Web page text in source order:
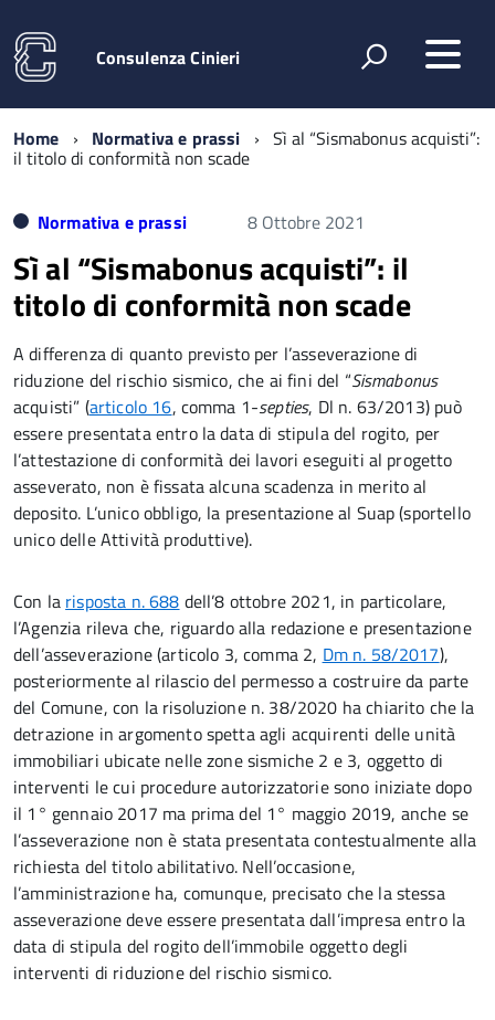
Consulenza Cinieri
Home Normativa e prassi Sì al “Sismabonus acquisti”:
il titolo di conformità non scade
Normativa e prassi 8 Ottobre 2021
Sì al “Sismabonus acquisti”: il
titolo di conformità non scade
A differenza di quanto previsto per l’asseverazione di
riduzione del rischio sismico, che ai fini del “Sismabonus
acquisti” (articolo 16, comma 1-septies, Dl n. 63/2013) può
essere presentata entro la data di stipula del rogito, per
l’attestazione di conformità dei lavori eseguiti al progetto
asseverato, non è fissata alcuna scadenza in merito al
deposito. L’unico obbligo, la presentazione al Suap (sportello
unico delle Attività produttive).
Con la risposta n. 688 dell’8 ottobre 2021, in particolare,
l’Agenzia rileva che, riguardo alla redazione e presentazione
dell’asseverazione (articolo 3, comma 2, Dm n. 58/2017),
posteriormente al rilascio del permesso a costruire da parte
del Comune, con la risoluzione n. 38/2020 ha chiarito che la
detrazione in argomento spetta agli acquirenti delle unità
immobiliari ubicate nelle zone sismiche 2 e 3, oggetto di
interventi le cui procedure autorizzatorie sono iniziate dopo
il 1° gennaio 2017 ma prima del 1° maggio 2019, anche se
l’asseverazione non è stata presentata contestualmente alla
richiesta del titolo abilitativo. Nell’occasione,
l’amministrazione ha, comunque, precisato che la stessa
asseverazione deve essere presentata dall’impresa entro la
data di stipula del rogito dell’immobile oggetto degli
interventi di riduzione del rischio sismico.